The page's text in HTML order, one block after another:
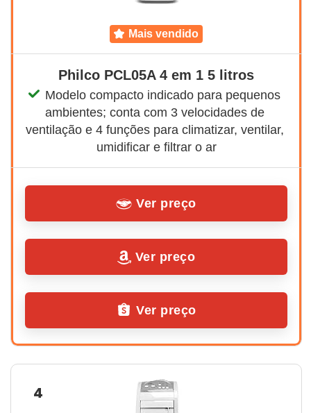
mais vendido
Philco PCL05A 4 em 1 5 litros
Modelo compacto indicado para pequenos
ambientes; conta com 3 velocidades de
ventilação e 4 funções para climatizar, ventilar,
umidificar e filtrar o ar
Ver preço
Ver preço
Ver preço
4